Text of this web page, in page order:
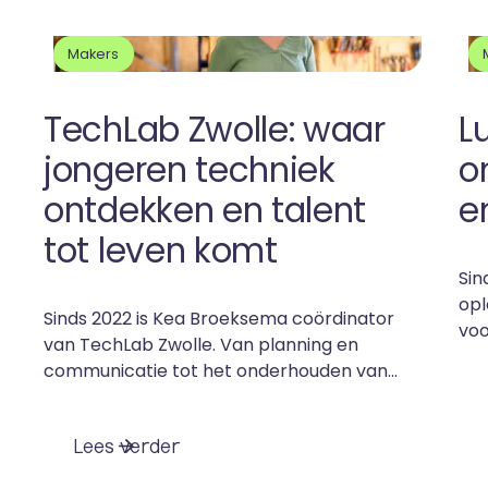
Makers
TechLab Zwolle: waar
jongeren techniek
ontdekken en talent
tot leven komt
Sinds 2022 is Kea Broeksema coördinator
van TechLab Zwolle. Van planning en
communicatie tot het onderhouden van
organiseren alleen. Kea denkt ook actief
Lees verder